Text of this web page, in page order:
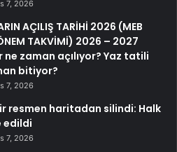
7, 2026
AÇILIŞ TARİHİ 2026 (MEB
TAKVİMİ) 2026 – 2027
ne zaman açılıyor? Yaz tatili
bitiyor?
7, 2026
resmen haritadan silindi: Halk
edildi
7, 2026